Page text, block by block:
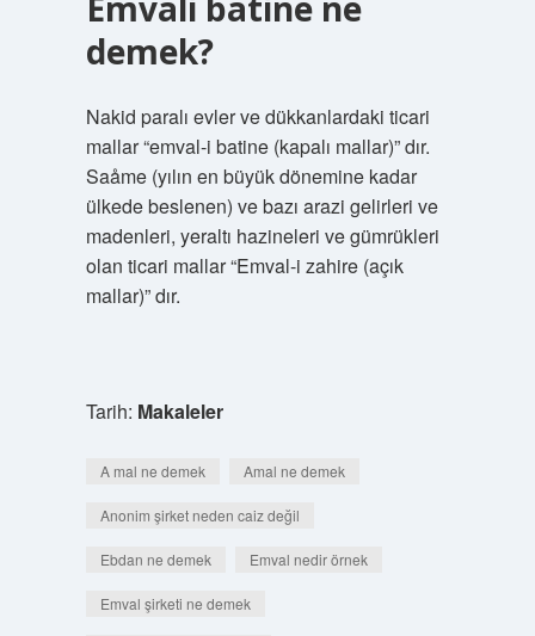
demek?
Nakid paralı evler ve dükkanlardaki ticari
mallar “emval-i batine (kapalı mallar)” dır.
Saåme (yılın en büyük dönemine kadar
ülkede beslenen) ve bazı arazi gelirleri ve
madenleri, yeraltı hazineleri ve gümrükleri
olan ticari mallar “Emval-i zahire (açık
mallar)” dır.
Tarih: Makaleler
A mal ne demek Amal ne demek
Anonim şirket neden caiz değil
Ebdan ne demek Emval nedir örnek
Emval şirketi ne demek